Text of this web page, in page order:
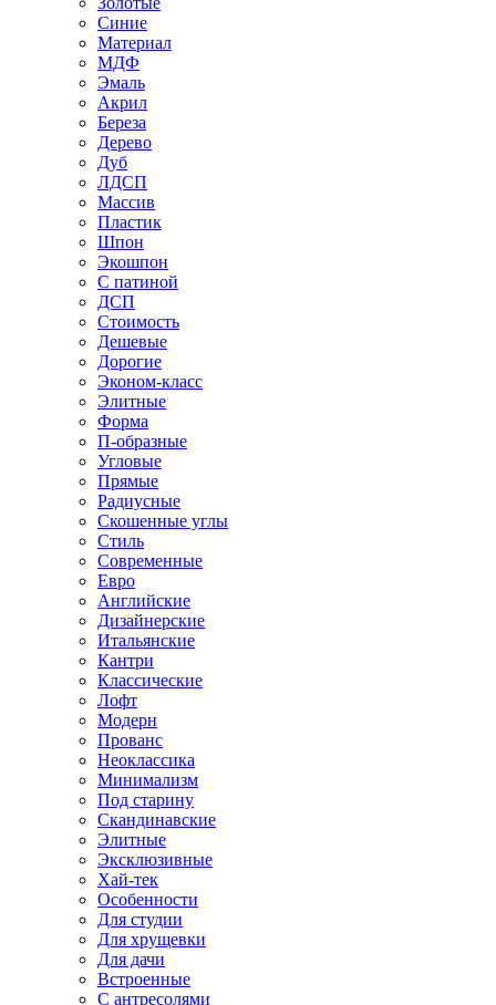
Синие
Материал
МДФ
Эмаль
Акрил
Береза
Дерево
Дуб
ЛДСП
Массив
Пластик
Шпон
Экошпон
С патиной
ДСП
Стоимость
Дешевые
Дорогие
Эконом-класс
Элитные
Форма
П-образные
Угловые
Прямые
Радиусные
Скошенные углы
Стиль
Современные
Евро
Английские
Дизайнерские
Итальянские
Кантри
Классические
Лофт
Модерн
Прованс
Неоклассика
Минимализм
Под старину
Скандинавские
Элитные
Эксклюзивные
Хай-тек
Особенности
Для студии
Для хрущевки
Для дачи
Встроенные
С антресолями